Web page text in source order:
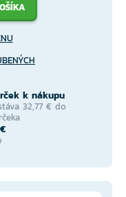
k nákupu
32,77 € do